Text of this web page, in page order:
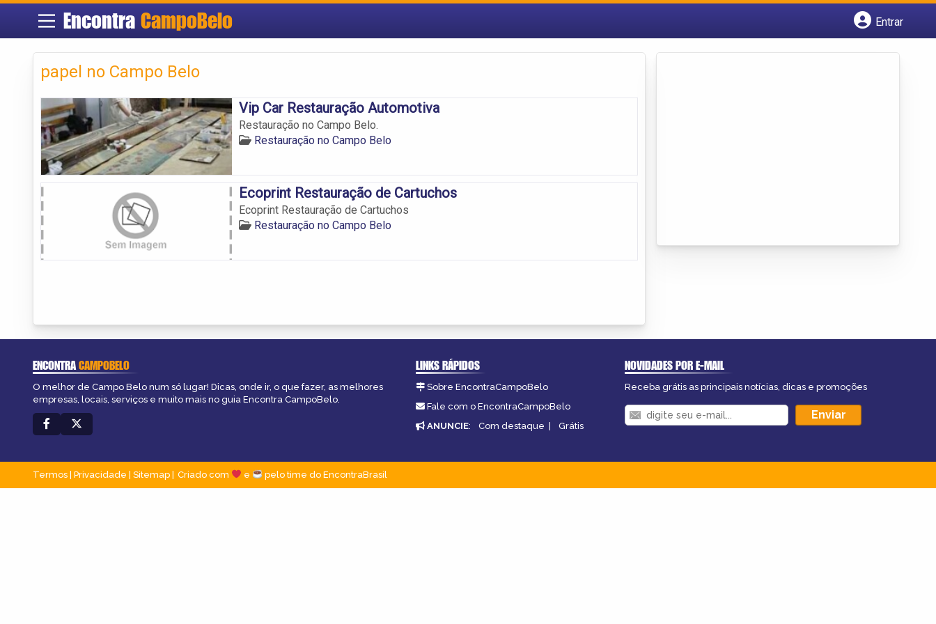
Encontra CampoBelo
Entrar
papel no Campo Belo
Vip Car Restauração Automotiva
Restauração no Campo Belo.
Restauração no Campo Belo
Ecoprint Restauração de Cartuchos
Ecoprint Restauração de Cartuchos
Restauração no Campo Belo
ENCONTRACAMPOBELO
O melhor de Campo Belo num só lugar! Dicas, onde ir, o que fazer, as melhores
empresas, locais, serviços e muito mais no guia Encontra CampoBelo.
LINKS RÁPIDOS
Sobre EncontraCampoBelo
Fale com o EncontraCampoBelo
ANUNCIE: Com destaque | Grátis
NOVIDADES POR E-MAIL
Receba grátis as principais notícias, dicas e promoções
Termos Privacidade Sitemap Criado com e pelo time do EncontraBrasil